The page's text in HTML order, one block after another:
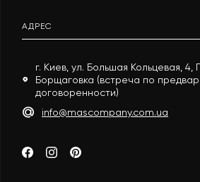
АДРЕС
г. Киев, ул. Большая Кольцевая, 4,
Борщаговка (встреча по
договоренности)
info@mascompany.com.ua